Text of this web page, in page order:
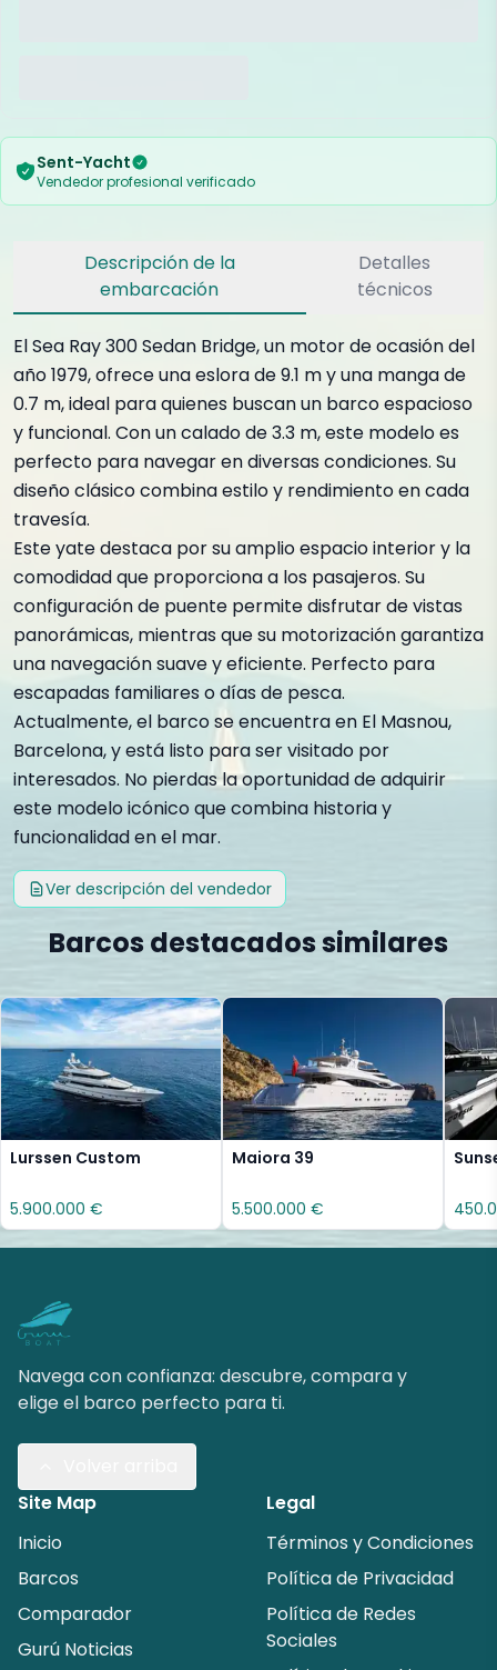
Sent-Yacht
Vendedor profesional verificado
Descripción de la
embarcación
Detalles
técnicos
El Sea Ray 300 Sedan Bridge, un motor de ocasión del
año 1979, ofrece una eslora de 9.1 m y una manga de
0.7 m, ideal para quienes buscan un barco espacioso
y funcional. Con un calado de 3.3 m, este modelo es
perfecto para navegar en diversas condiciones. Su
diseño clásico combina estilo y rendimiento en cada
travesía.
Este yate destaca por su amplio espacio interior y la
comodidad que proporciona a los pasajeros. Su
configuración de puente permite disfrutar de vistas
panorámicas, mientras que su motorización garantiza
una navegación suave y eficiente. Perfecto para
escapadas familiares o días de pesca.
Actualmente, el barco se encuentra en El Masnou,
Barcelona, y está listo para ser visitado por
interesados. No pierdas la oportunidad de adquirir
este modelo icónico que combina historia y
funcionalidad en el mar.
Ver descripción del vendedor
Barcos destacados similares
Lurssen Custom
5.900.000 €
Maiora 39
5.500.000 €
Navega con confianza: descubre, compara y
elige el barco perfecto para ti.
Site Map
Inicio
Barcos
Comparador
Gurú Noticias
Legal
Términos y Condiciones
Política de Privacidad
Política de Redes
Sociales